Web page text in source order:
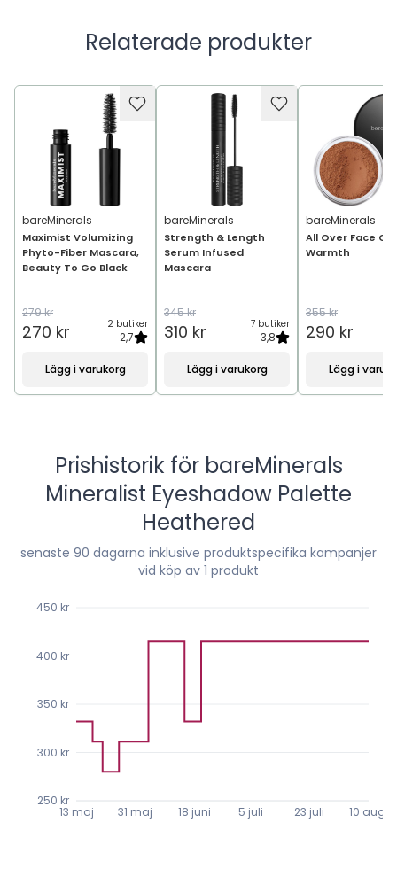
Relaterade produkter
bareMinerals
Maximist Volumizing
Phyto-Fiber Mascara,
Beauty To Go Black
279 kr
270 kr 2 butiker
2,7
Lägg i varukorg
bareMinerals
Strength & Length
Serum Infused
Mascara
345 kr
310 kr 7 butiker
3,8
Lägg i varukorg
bareMinerals
All Over Face
Warmth
355 kr
290 kr
Lägg i
Prishistorik för bareMinerals
Mineralist Eyeshadow Palette
Heathered
senaste 90 dagarna inklusive produktspecifika kampanjer
vid köp av 1 produkt
13 maj 31 maj 18 juni 5 juli 23 juli 10 aug.
250 kr
300 kr
350 kr
400 kr
450 kr